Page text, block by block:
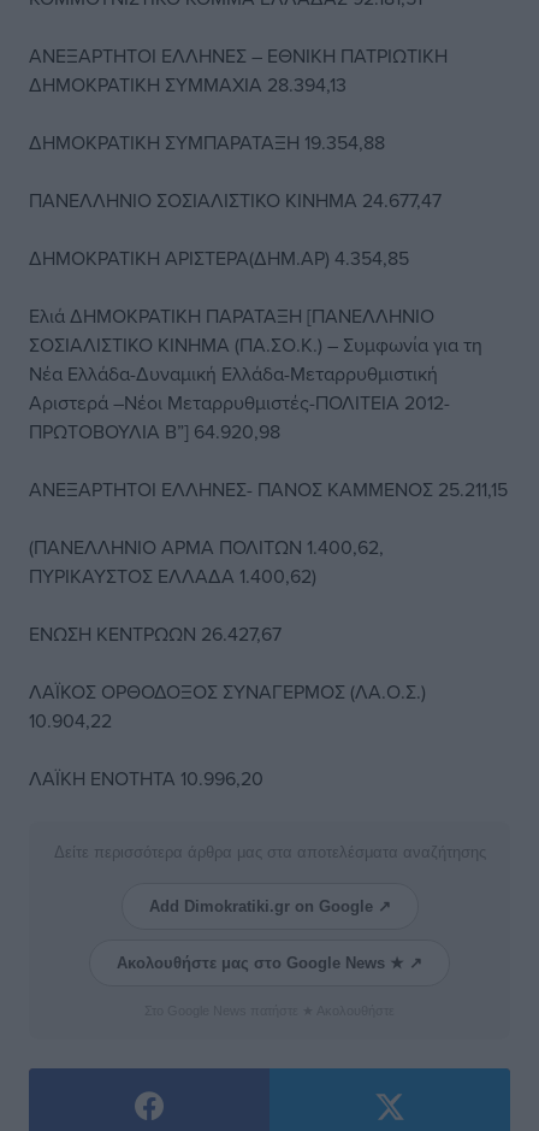
ΑΝΕΞΑΡΤΗΤΟΙ ΕΛΛΗΝΕΣ – ΕΘΝΙΚΗ ΠΑΤΡΙΩΤΙΚΗ
ΔΗΜΟΚΡΑΤΙΚΗ ΣΥΜΜΑΧΙΑ 28.394,13
ΔΗΜΟΚΡΑΤΙΚΗ ΣΥΜΠΑΡΑΤΑΞΗ 19.354,88
ΠΑΝΕΛΛΗΝΙΟ ΣΟΣΙΑΛΙΣΤΙΚΟ ΚΙΝΗΜΑ 24.677,47
ΔΗΜΟΚΡΑΤΙΚΗ ΑΡΙΣΤΕΡΑ(ΔΗΜ.ΑΡ) 4.354,85
Ελιά ΔΗΜΟΚΡΑΤΙΚΗ ΠΑΡΑΤΑΞΗ [ΠΑΝΕΛΛΗΝΙΟ
ΣΟΣΙΑΛΙΣΤΙΚΟ ΚΙΝΗΜΑ (ΠΑ.ΣΟ.Κ.) – Συμφωνία για τη
Νέα Ελλάδα-Δυναμική Ελλάδα-Μεταρρυθμιστική
Αριστερά –Νέοι Μεταρρυθμιστές-ΠΟΛΙΤΕΙΑ 2012-
ΠΡΩΤΟΒΟΥΛΙΑ Β”] 64.920,98
ΑΝΕΞΑΡΤΗΤΟΙ ΕΛΛΗΝΕΣ- ΠΑΝΟΣ ΚΑΜΜΕΝΟΣ 25.211,15
(ΠΑΝΕΛΛΗΝΙΟ ΑΡΜΑ ΠΟΛΙΤΩΝ 1.400,62,
ΠΥΡΙΚΑΥΣΤΟΣ ΕΛΛΑΔΑ 1.400,62)
ΕΝΩΣΗ ΚΕΝΤΡΩΩΝ 26.427,67
ΛΑΪΚΟΣ ΟΡΘΟΔΟΞΟΣ ΣΥΝΑΓΕΡΜΟΣ (ΛΑ.Ο.Σ.)
10.904,22
ΛΑΪΚΗ ΕΝΟΤΗΤΑ 10.996,20
Δείτε περισσότερα άρθρα μας στα αποτελέσματα αναζήτησης
Add Dimokratiki.gr on Google ↗
Ακολουθήστε μας στο Google News ★ ↗